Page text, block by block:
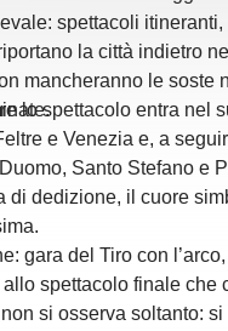
spettacoli
la città indietro
mancheranno le soste
lo spettacolo entra nel
e Venezia e, a
Santo Stefano e
di dedizione, il cuore
gara del Tiro con
spettacolo finale che
si osserva soltanto: